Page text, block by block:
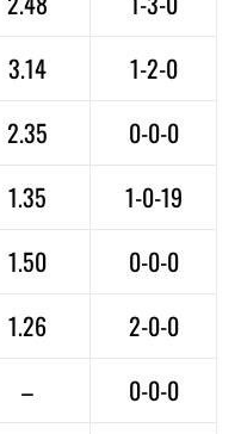
3.14 1-2-0
2.35 0-0-0
1.35 1-0-19
1.50 0-0-0
1.26 2-0-0
– 0-0-0